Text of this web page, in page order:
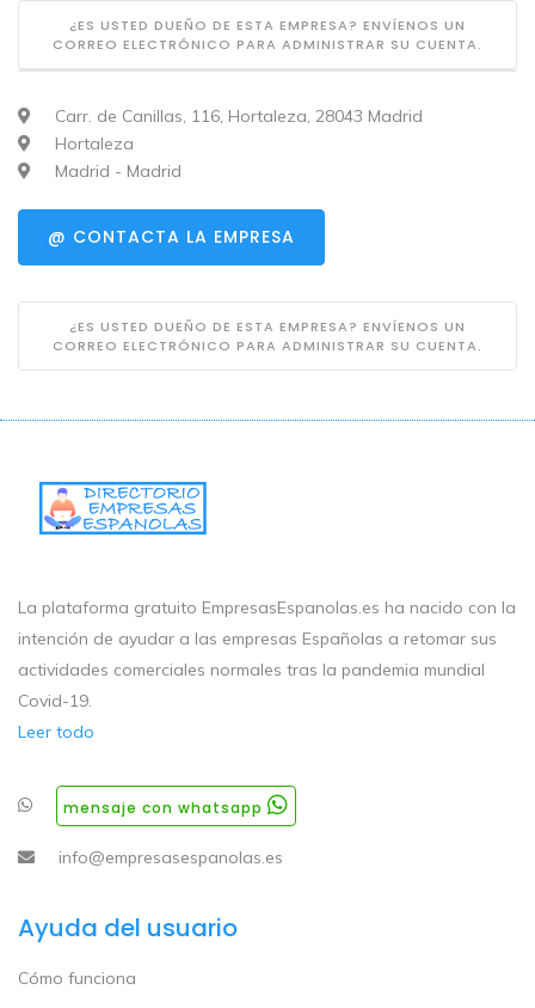
¿ES USTED DUEÑO DE ESTA EMPRESA? ENVÍENOS UN
CORREO ELECTRÓNICO PARA ADMINISTRAR SU CUENTA.
Carr. de Canillas, 116, Hortaleza, 28043 Madrid
Hortaleza
Madrid - Madrid
@ CONTACTA LA EMPRESA
¿ES USTED DUEÑO DE ESTA EMPRESA? ENVÍENOS UN
CORREO ELECTRÓNICO PARA ADMINISTRAR SU CUENTA.
La plataforma gratuito EmpresasEspanolas.es ha nacido con la
intención de ayudar a las empresas Españolas a retomar sus
actividades comerciales normales tras la pandemia mundial
Covid-19.
Leer todo
mensaje con whatsapp
info@empresasespanolas.es
Ayuda del usuario
Cómo funciona